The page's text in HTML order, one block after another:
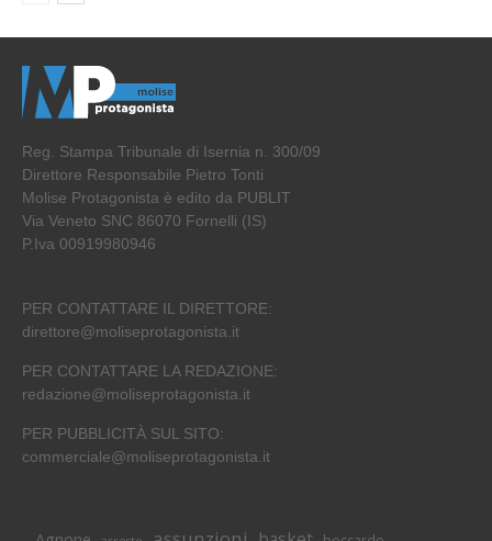
Reg. Stampa Tribunale di Isernia n. 300/09
Direttore Responsabile Pietro Tonti
Molise Protagonista è edito da PUBLIT
Via Veneto SNC 86070 Fornelli (IS)
P.Iva 00919980946
PER CONTATTARE IL DIRETTORE:
direttore@moliseprotagonista.it
PER CONTATTARE LA REDAZIONE:
redazione@moliseprotagonista.it
PER PUBBLICITÀ SUL SITO:
commerciale@moliseprotagonista.it